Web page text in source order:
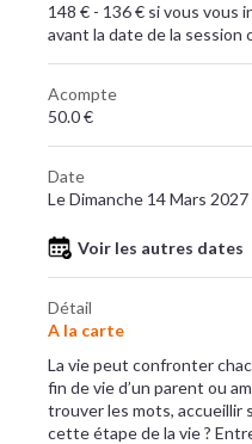
148 € - 136 € si vous vous
avant la date de la session
Acompte
50.0 €
Date
Le Dimanche 14 Mars
Voir les autres dates
Détail
A la carte
La vie peut confronter
fin de vie d’un parent ou
trouver les mots, accueillir
cette étape de la vie ?